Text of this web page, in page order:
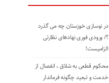
در نوسازی خوزستان چه می گذرد
؟/ ورودی فوری نهادهای نظارتی
الزامیست!
محکوم قطعی به شلاق ، انفصال از
خدمت و تبعید چگونه فرماندار